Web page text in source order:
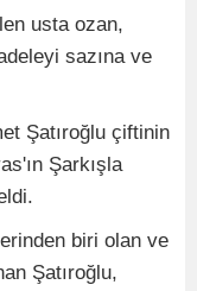
usta ozan,
sazına ve
Şatıroğlu çiftinin
Şarkışla
biri olan ve
Şatıroğlu,